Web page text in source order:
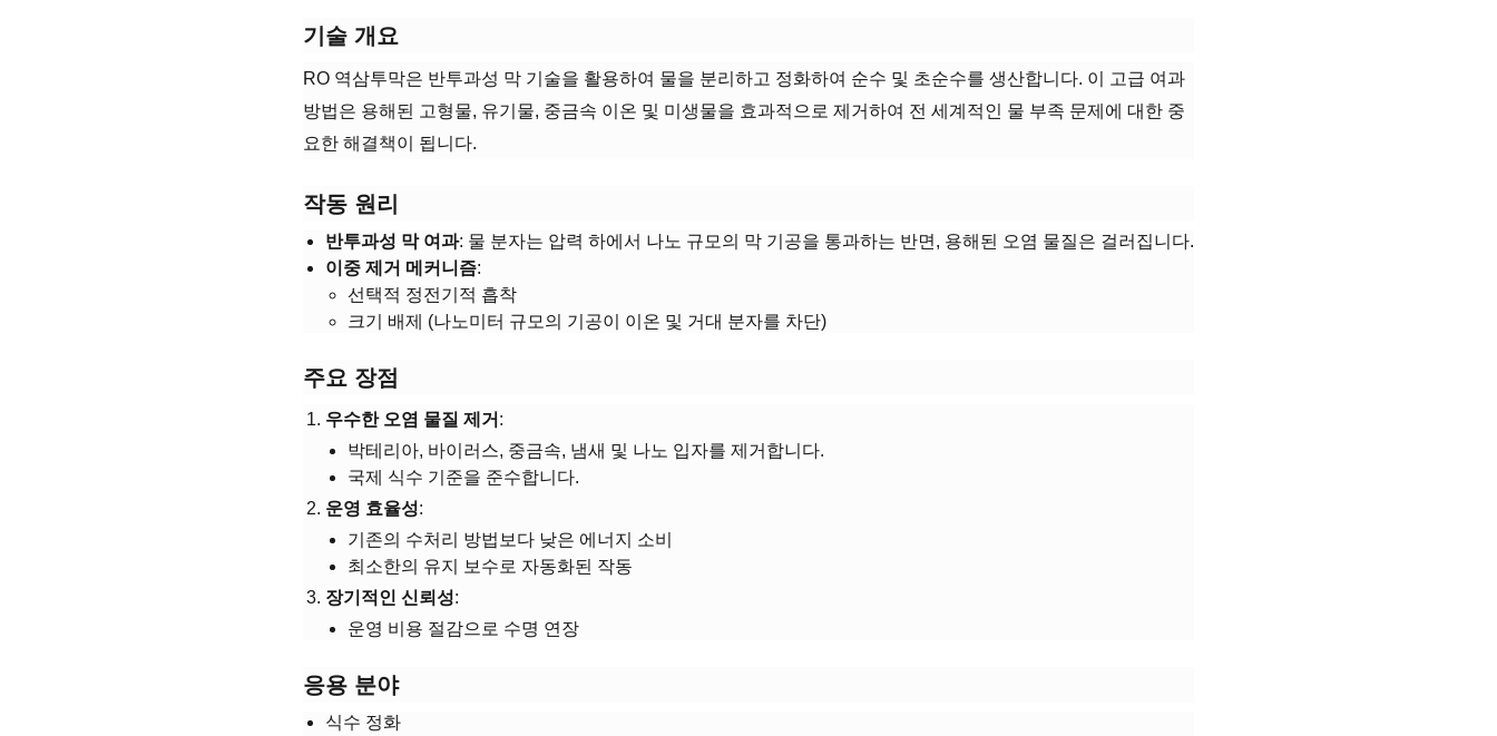
​기술 개요​
RO 역삼투막은 반투과성 막 기술을 활용하여 물을 분리하고 정화하여 순수 및 초순수를 생산합니다. 이 고급 여과
방법은 용해된 고형물, 유기물, 중금속 이온 및 미생물을 효과적으로 제거하여 전 세계적인 물 부족 문제에 대한 중
요한 해결책이 됩니다.
​작동 원리​
​반투과성 막 여과​​: 물 분자는 압력 하에서 나노 규모의 막 기공을 통과하는 반면, 용해된 오염 물질은 걸러집니다.
​이중 제거 메커니즘​​:
선택적 정전기적 흡착
크기 배제 (나노미터 규모의 기공이 이온 및 거대 분자를 차단)
​주요 장점​
​우수한 오염 물질 제거​ ​:
박테리아, 바이러스, 중금속, 냄새 및 나노 입자를 제거합니다.
국제 식수 기준을 준수합니다.
​운영 효율성​​:
기존의 수처리 방법보다 낮은 에너지 소비
최소한의 유지 보수로 자동화된 작동
​장기적인 신뢰성​​:
운영 비용 절감으로 수명 연장
​응용 분야​
식수 정화